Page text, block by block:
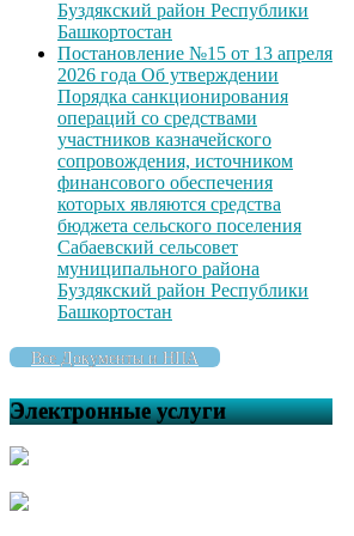
Буздякский район Республики
Башкортостан
Постановление №15 от 13 апреля
2026 года Об утверждении
Порядка санкционирования
операций со средствами
участников казначейского
сопровождения, источником
финансового обеспечения
которых являются средства
бюджета сельского поселения
Сабаевский сельсовет
муниципального района
Буздякский район Республики
Башкортостан
Все Документы и НПА
Электронные услуги